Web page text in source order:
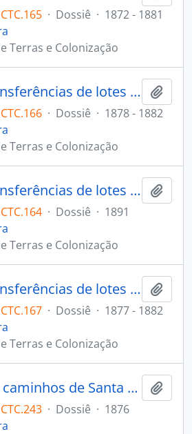
· Dossiê · 1872 - 1881
Terras e Colonização
Contratos e transferências de lotes em Santa Leopoldina.
· Dossiê · 1878 - 1882
Terras e Colonização
Contratos e transferências de lotes em Santa Leopoldina.
· Dossiê · 1891
Terras e Colonização
Contratos e transferências de lotes em Timbuí.
· Dossiê · 1877 - 1882
Terras e Colonização
Contratos para caminhos de Santa Leopoldina.
· Dossiê · 1876